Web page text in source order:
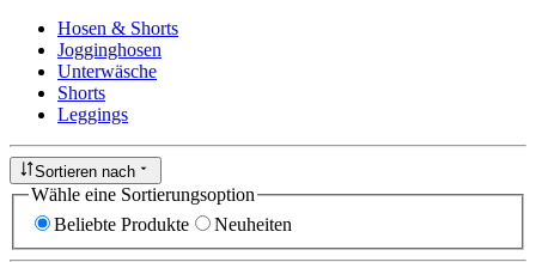
Hosen & Shorts
Jogginghosen
Unterwäsche
Shorts
Leggings
Sortieren nach
Wähle eine Sortierungsoption
Beliebte Produkte
Neuheiten